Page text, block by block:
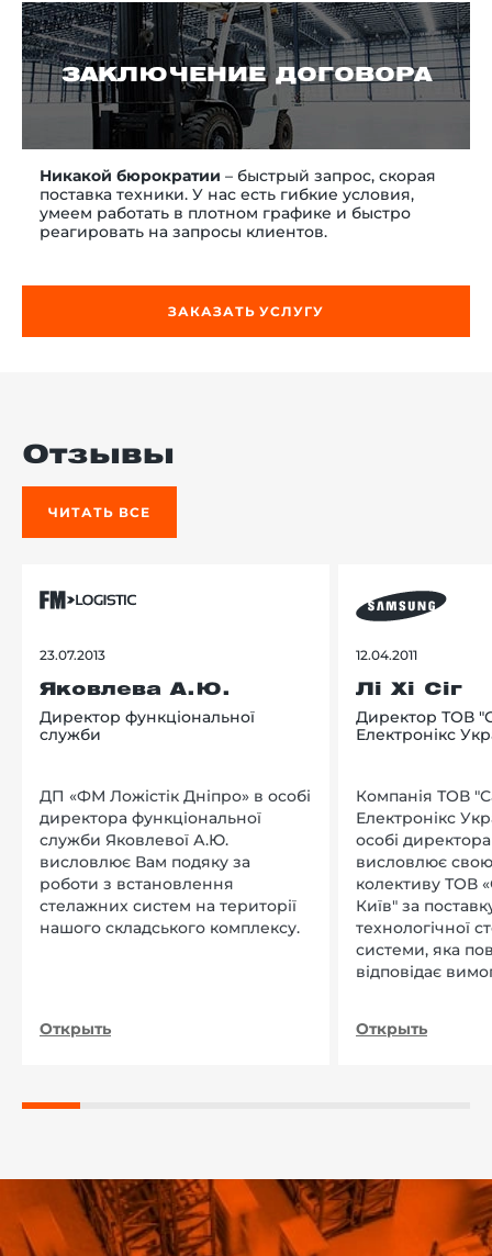
ЗАКЛЮЧЕНИЕ ДОГОВОРА
Никакой бюрократии – быстрый запрос, скорая
поставка техники. У нас есть гибкие условия,
умеем работать в плотном графике и быстро
реагировать на запросы клиентов.
ЗАКАЗАТЬ УСЛУГУ
Отзывы
ЧИТАТЬ ВСЕ
23.07.2013
Яковлева А.Ю.
Директор функціональної
служби
ДП «ФМ Ложістік Дніпро» в особі
директора функціональної
служби Яковлевої А.Ю.
висловлює Вам подяку за
роботи з встановлення
стелажних систем на території
нашого складського комплексу.
Открыть
12.04.2011
Лі Хі Сіг
Директор ТОВ
Електронікс
Компанія ТОВ
Електронікс
особі
висловлює
колективу ТОВ
Київ" за
технологічної
системи, яка
відповідає
Открыть